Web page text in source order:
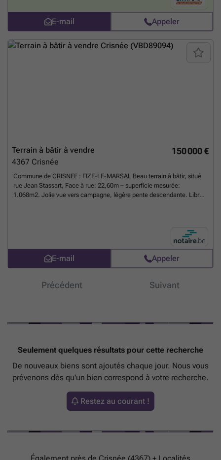
centrale et recherchée ✔ Environnement particulièrement calme ✔
Terrain offrant un excellent potentiel de construction ✔ Projet idéal
pour une maison 4 façades Une belle opportunité pour concrétiser
votre projet immobilier dans l'une des communes les plus appréciées
de la région. 📞 Informations et visites auprès de SKY IMMO.
E-mail Appeler
150 000 €
Terrain à bâtir à vendre
4367 Crisnée
Commune de CRISNEE : FIZE-LE-MARSAL Beau terrain à bâtir, situé
rue Jean Stassart, Face à rue: 22,60m – superficie mesurée:
1.068m2. Jolie vue vers campagne, légère pente descendante. Libre
E-mail Appeler
Précédent Suivant
Seulement quelques résultats pour cette recherche
De nouveaux biens sont ajoutés chaque jour. Nous vous
prévenons dès qu'un bien correspond à votre recherche.
Restez au courant !